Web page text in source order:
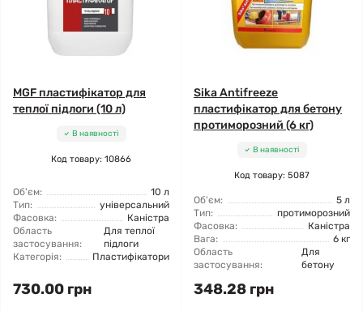
MGF пластифікатор для
теплої підлоги (10 л)
В наявності
Код товару: 10866
Об'єм:
10 л
Тип:
універсальний
Фасовка:
Каністра
Область
застосування:
Для теплої
підлоги
Категорія:
Пластифікатори
730.00 грн
Sika Antifreeze
пластифікатор для бетону
протиморозний (6 кг)
В наявності
Код товару: 5087
Об'єм:
5 л
Тип:
протиморозний
Фасовка:
Каністра
Вага:
6 кг
Область
застосування:
Для
бетону
348.28 грн